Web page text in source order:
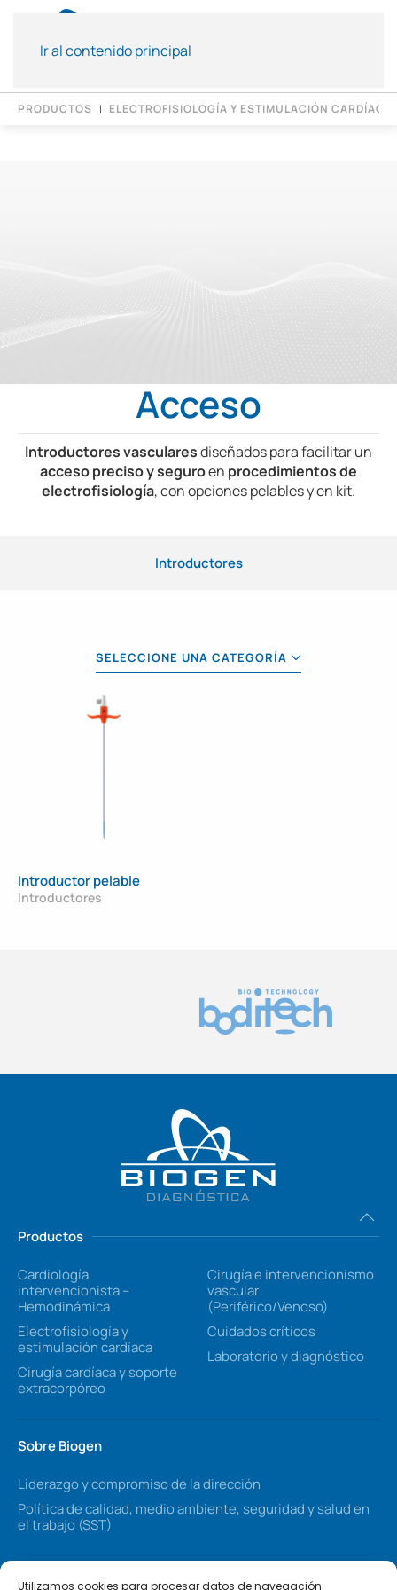
Utilizamos cookies para procesar datos de navegación
Ir al contenido principal
PRODUCTOS ELECTROFISIOLOGÍA Y ESTIMULACIÓN CARDÍACA
Acceso
Introductores vascularesdiseñados para facilitar un
acceso preciso y seguroen procedimientos de
electrofisiología, con opciones pelables y en kit.
Introductores
SELECCIONE UNA CATEGORÍA
Introductor pelable
Introductores
Productos
Cardiología
intervencionista –
Hemodinámica
Electrofisiología y
estimulación cardíaca
Cirugía cardíaca y soporte
extracorpóreo
Cirugía e intervencionismo
vascular
(Periférico/Venoso)
Cuidados críticos
Laboratorio y diagnóstico
Sobre Biogen
Liderazgo y compromiso de la dirección
Política de calidad, medio ambiente, seguridad y salud en
el trabajo (SST)